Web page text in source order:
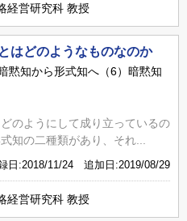
経営研究科 教授
はどのようなものなのか
黙知から形式知へ（6）暗黙知
のようにして成り立っているの
知の二種類があり、それ...
日:2018/11/24 追加日:2019/08/29
経営研究科 教授